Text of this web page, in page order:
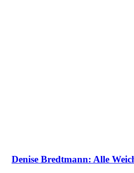
Denise Bredtmann: Alle